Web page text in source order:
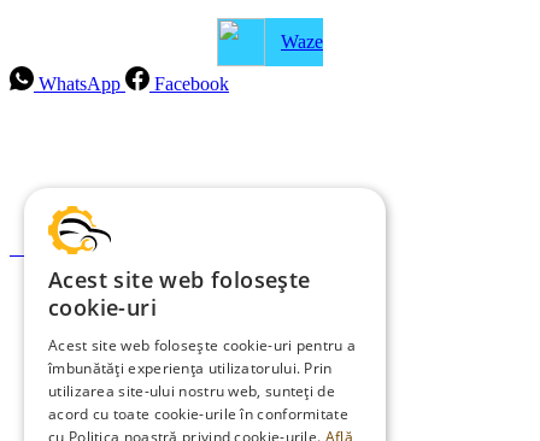
Waze
WhatsApp
Facebook
Politica de ramburs și retur
Formular de retur
Garanții
Termeni și condiții
Politica de Cookies
Acest site web folosește
cookie-uri
Acest site web folosește cookie-uri pentru a
îmbunătăți experiența utilizatorului. Prin
utilizarea site-ului nostru web, sunteți de
acord cu toate cookie-urile în conformitate
cu Politica noastră privind cookie-urile. Află